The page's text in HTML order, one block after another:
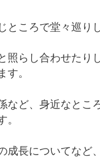
ところで堂々巡り
照らし合わせたり
す。
など、身近なとこ
。
長についてなど